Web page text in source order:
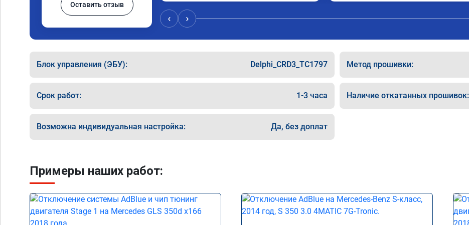
Оставить отзыв
‹ ›
Блок управления (ЭБУ): Delphi_CRD3_TC1797 Метод прошивки:
Срок работ: 1-3 часа Наличие откатанных прошивок:
Возможна индивидуальная настройка: Да, без доплат
Примеры наших работ: